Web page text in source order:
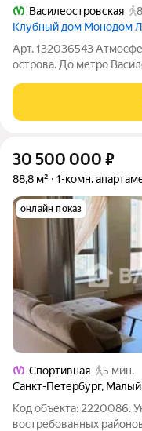
Василеостровская
Клубный дом Монодом
Арт. 132036543
острова. До метро
доме 89 квартир,
жильцов. Приятные и
30 500 000 ₽
88,8 м² 1-комн.
онлайн показ
Спортивная
5 мин.
Санкт-Петербург, Малый
Код объекта: 2220086.
востребованных